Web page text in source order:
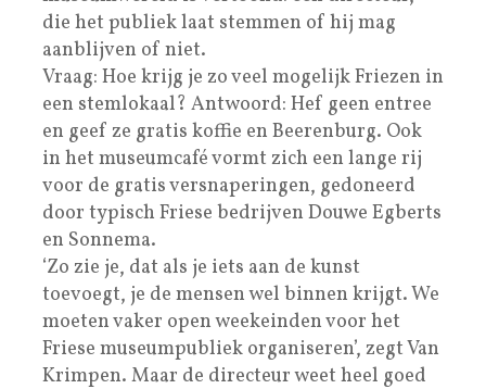
die het publiek laat stemmen of hij mag
aanblijven of niet.
Vraag: Hoe krijg je zo veel mogelijk Friezen in
een stemlokaal? Antwoord: Hef geen entree
en geef ze gratis koffie en Beerenburg. Ook
in het museumcafé vormt zich een lange rij
voor de gratis versnaperingen, gedoneerd
door typisch Friese bedrijven Douwe Egberts
en Sonnema.
‘Zo zie je, dat als je iets aan de kunst
toevoegt, je de mensen wel binnen krijgt. We
moeten vaker open weekeinden voor het
Friese museumpubliek organiseren’, zegt Van
Krimpen. Maar de directeur weet heel goed